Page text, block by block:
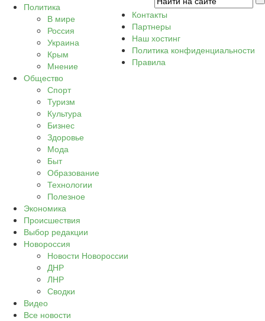
Политика
В мире
Россия
Украина
Крым
Мнение
Общество
Спорт
Туризм
Культура
Бизнес
Здоровье
Мода
Быт
Образование
Технологии
Полезное
Экономика
Происшествия
Выбор редакции
Новороссия
Новости Новороссии
ДНР
ЛНР
Сводки
Видео
Все новости
Контакты
Партнеры
Наш хостинг
Политика конфиденциальности
Правила